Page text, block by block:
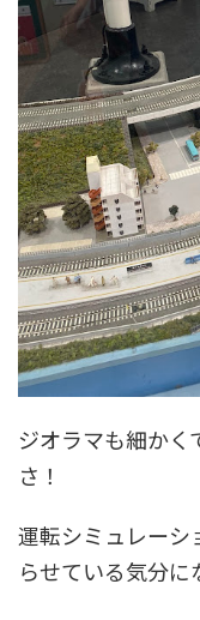
ジオラマも細かく
さ！
運転シミュレーシ
らせている気分に